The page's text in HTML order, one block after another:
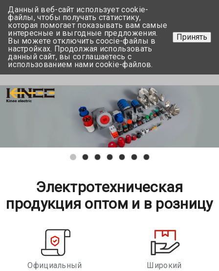
+375 17-350-99-56
+375 44-752-82-08
Задать вопрос
Электротехническая
продукция оптом и в розницу
Официальный
Широкий
Данный веб-сайт использует cookie-
файлы, чтобы получать статистику,
которая помогает показывать вам самые
интересные и выгодные предложения.
Вы можете отключить coocie-файлы в
настройках. Продолжая использовать
данный сайт, вы соглашаетесь с
использованием нами cookie-файлов.
Принять